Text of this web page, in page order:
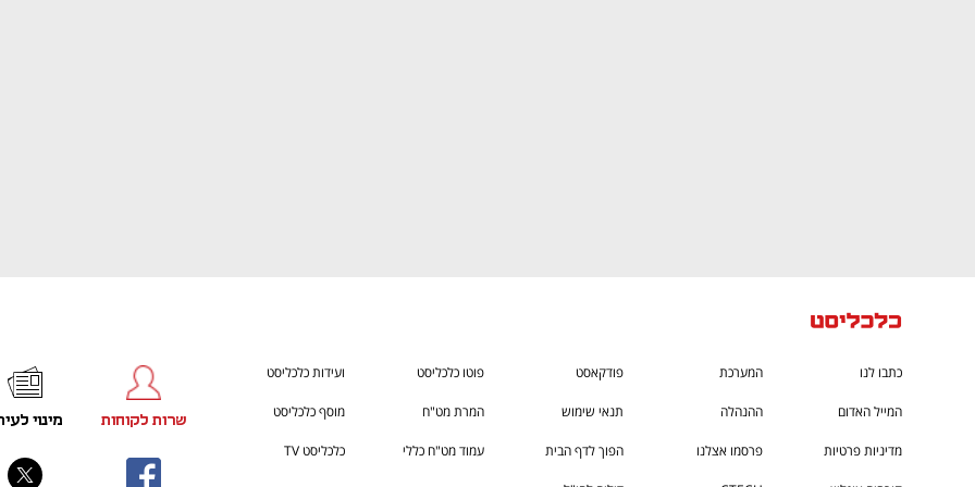
כתבו לנו המערכת פודקאסט פוטו כלכליסט ועידות כלכליסט
המייל האדום ההנהלה תנאי שימוש המרת מט"ח מוסף כלכליסט
מדיניות פרטיות פרסמו אצלנו הפוך לדף הבית עמוד מט"ח כללי כלכליסט TV
שרות לקוחות מינוי